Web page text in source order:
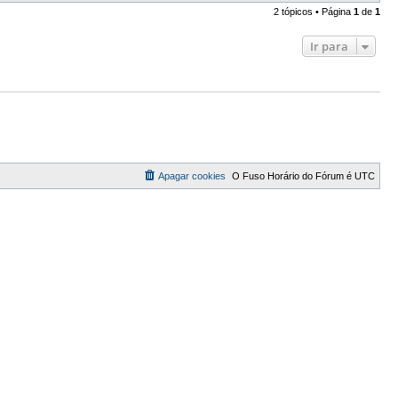
2 tópicos • Página 1 de 1
Ir para
O Fuso Horário do Fórum é UTC
Apagar cookies